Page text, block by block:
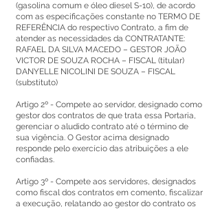
(gasolina comum e óleo diesel S-10), de acordo
com as especificações constante no TERMO DE
REFERÊNCIA do respectivo Contrato, a fim de
atender as necessidades da CONTRATANTE:
RAFAEL DA SILVA MACEDO – GESTOR JOÃO
VICTOR DE SOUZA ROCHA – FISCAL (titular)
DANYELLE NICOLINI DE SOUZA – FISCAL
(substituto)
Artigo 2º - Compete ao servidor, designado como
gestor dos contratos de que trata essa Portaria,
gerenciar o aludido contrato até o término de
sua vigência. O Gestor acima designado
responde pelo exercício das atribuições a ele
confiadas.
Artigo 3º - Compete aos servidores, designados
como fiscal dos contratos em comento, fiscalizar
a execução, relatando ao gestor do contrato os